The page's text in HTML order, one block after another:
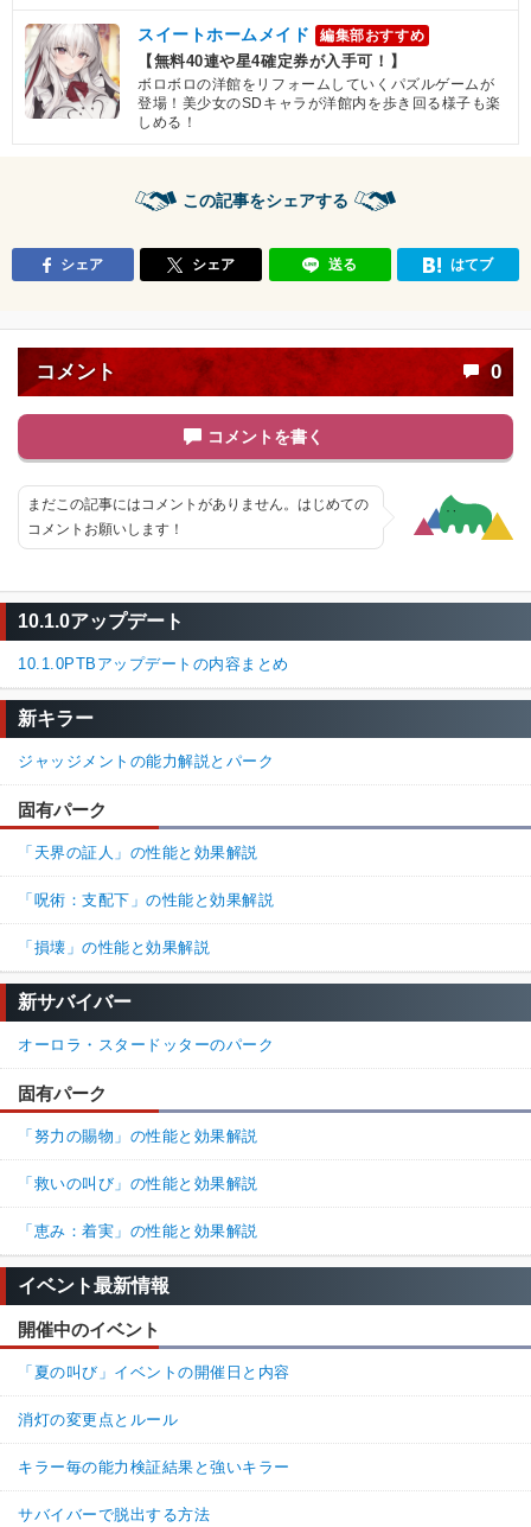
スイートホームメイド 編集部おすすめ
【無料40連や星4確定券が入手可！】
ボロボロの洋館をリフォームしていくパズルゲームが
登場！美少女のSDキャラが洋館内を歩き回る様子も楽
しめる！
この記事をシェアする
シェア シェア 送る はてブ
コメント 0
コメントを書く
まだこの記事にはコメントがありません。はじめての
コメントお願いします！
10.1.0アップデート
10.1.0PTBアップデートの内容まとめ
新キラー
ジャッジメントの能力解説とパーク
固有パーク
「天界の証人」の性能と効果解説
「呪術：支配下」の性能と効果解説
「損壊」の性能と効果解説
新サバイバー
オーロラ・スタードッターのパーク
固有パーク
「努力の賜物」の性能と効果解説
「救いの叫び」の性能と効果解説
「恵み：着実」の性能と効果解説
イベント最新情報
開催中のイベント
「夏の叫び」イベントの開催日と内容
消灯の変更点とルール
キラー毎の能力検証結果と強いキラー
サバイバーで脱出する方法